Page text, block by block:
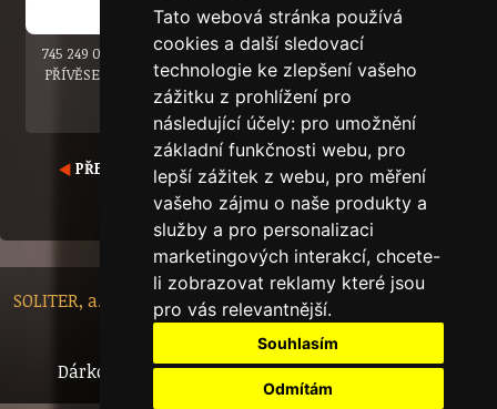
Tato webová stránka používá
cookies a další sledovací
technologie ke zlepšení vašeho
zážitku z prohlížení pro
následující účely: pro umožnění
základní funkčnosti webu, pro
lepší zážitek z webu, pro měření
vašeho zájmu o naše produkty a
služby a pro personalizaci
marketingových interakcí, chcete-
li zobrazovat reklamy které jsou
pro vás relevantnější.
Souhlasím
Odmítám
745 249 001 00572 0000000
PŘÍVĚSEK "VELKÝ KŘÍŽEK"
745 249 001 00570 0700000
PŘÍVĚSEK "MALÝ KŘÍŽEK"
PŘEDCHOZÍ 1 2 |3 | | |9 10
NÁSLEDUJÍCÍ
SOLITER, a.s. - Nádražní 148/10, 46601 Jablonec nad Nisou,
Czech Republic
Dárkový certifikát
Bytový dům Tech.info